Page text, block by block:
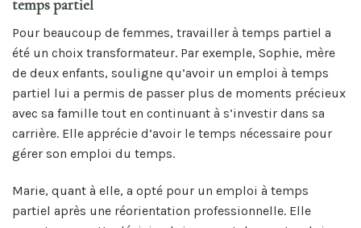
temps partiel
Pour beaucoup de femmes, travailler à temps partiel a
été un choix transformateur. Par exemple, Sophie, mère
de deux enfants, souligne qu’avoir un emploi à temps
partiel lui a permis de passer plus de moments précieux
avec sa famille tout en continuant à s’investir dans sa
carrière. Elle apprécie d’avoir le temps nécessaire pour
gérer son emploi du temps.
Marie, quant à elle, a opté pour un emploi à temps
partiel après une réorientation professionnelle. Elle